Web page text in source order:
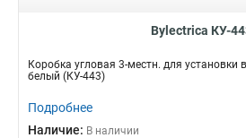
Bylectrica КУ-
Коробка угловая 3-местн. для установки
белый (КУ-443)
Подробнее
Наличие: В наличии